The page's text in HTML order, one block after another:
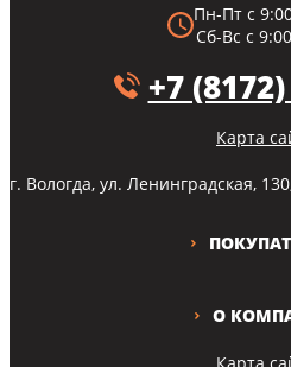
Карта
О
Пн-Пт с
Сб-Вс с
+7
Карта
г. Вологда, ул. Ленинградская,